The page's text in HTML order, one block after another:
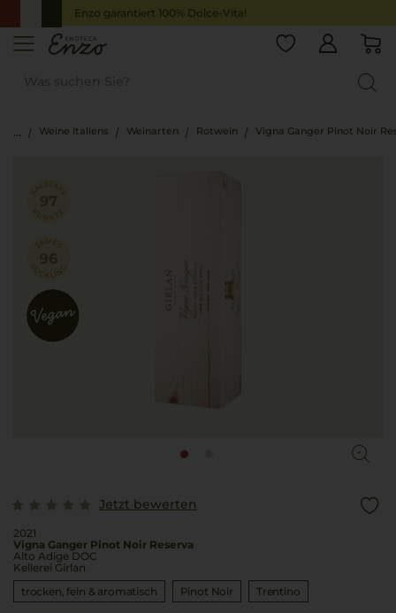
Enzo garantiert 100% Dolce-Vita!
Weine Italiens Weinarten Rotwein Vigna Ganger Pinot Noir
Jetzt bewerten
2021
Vigna Ganger Pinot Noir Reserva
Alto Adige DOC
Kellerei Girlan
trocken, fein & aromatisch
Pinot Noir Trentino